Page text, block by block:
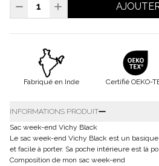
Fabriqué en Inde Certifié OEKO-
INFORMATIONS PRODUIT
Sac week-end Vichy Black
Le sac week-end Vichy Black est un
et facile à porter. Sa poche intérieure est là
Composition de mon sac week-end